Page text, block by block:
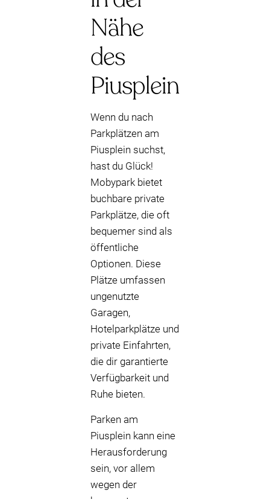
Nähe
des
Piusplein
Wenn du nach
Parkplätzen am
Piusplein suchst,
hast du Glück!
Mobypark bietet
buchbare private
Parkplätze, die oft
bequemer sind als
öffentliche
Optionen. Diese
Plätze umfassen
ungenutzte
Garagen,
Hotelparkplätze und
private Einfahrten,
die dir garantierte
Verfügbarkeit und
Ruhe bieten.
Parken am
Piusplein kann eine
Herausforderung
sein, vor allem
wegen der